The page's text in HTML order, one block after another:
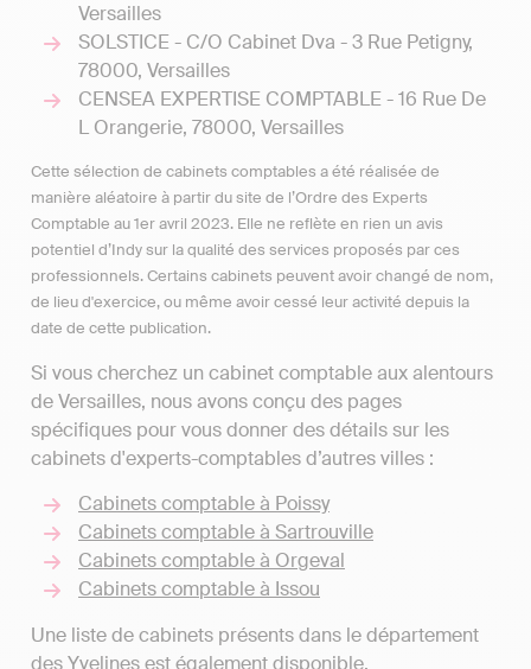
Versailles
SOLSTICE - C/O Cabinet Dva - 3 Rue Petigny,
78000, Versailles
CENSEA EXPERTISE COMPTABLE - 16 Rue De
L Orangerie, 78000, Versailles
Cette sélection de cabinets comptables a été réalisée de
manière aléatoire à partir du site de l’Ordre des Experts
Comptable au 1er avril 2023. Elle ne reflète en rien un avis
potentiel d’Indy sur la qualité des services proposés par ces
professionnels. Certains cabinets peuvent avoir changé de nom,
de lieu d'exercice, ou même avoir cessé leur activité depuis la
date de cette publication.
Si vous cherchez un cabinet comptable aux alentours
de Versailles, nous avons conçu des pages
spécifiques pour vous donner des détails sur les
cabinets d'experts-comptables d’autres villes :
Cabinets comptable à Poissy
Cabinets comptable à Sartrouville
Cabinets comptable à Orgeval
Cabinets comptable à Issou
Une liste de cabinets présents dans le département
des Yvelines est également disponible.